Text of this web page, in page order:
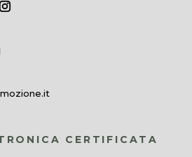
CERTIFICATA